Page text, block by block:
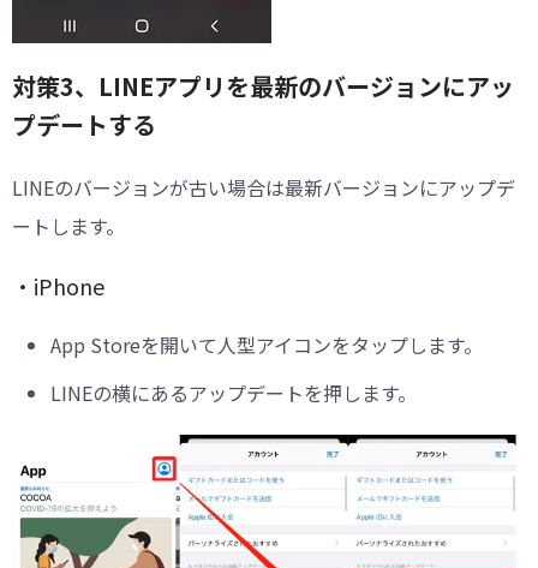
対策3、LINEアプリを最新のバージョンにアッ
プデートする
LINEのバージョンが古い場合は最新バージョンにアップデ
ートします。
・iPhone
App Storeを開いて人型アイコンをタップします。
LINEの横にあるアップデートを押します。